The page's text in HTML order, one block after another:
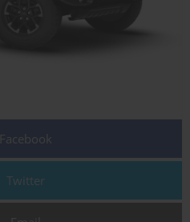
Facebook
Twitter